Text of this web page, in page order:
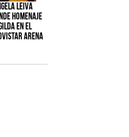
Leiva
homenaje
en el
Arena